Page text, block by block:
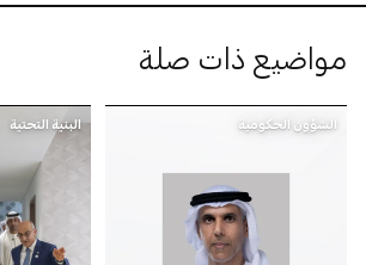
مواضيع ذات صلة
الشؤون الحكومية البنية التحتية